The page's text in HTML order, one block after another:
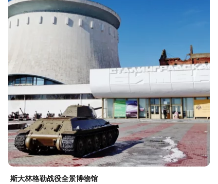
斯大林格勒战役全景博物馆